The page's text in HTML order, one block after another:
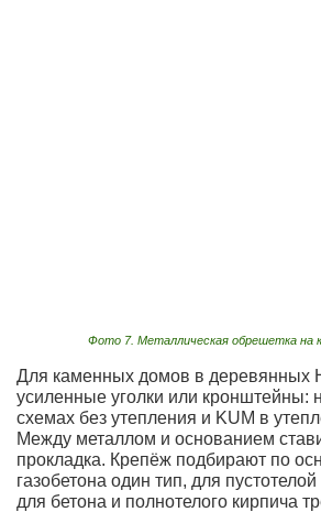
Фото 7. Металлическая обрешетка на
Для каменных домов в
усиленные уголки или кронштейны:
схемах без утепления и KUM в
Между металлом и основанием
прокладка. Крепёж подбирают по
газобетона один тип, для
для бетона и полнотелого кирпича